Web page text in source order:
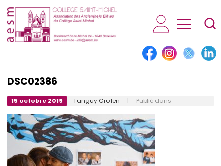
AESM...
DSC02386
15 octobre 2019 Tanguy Crollen | Publié dans